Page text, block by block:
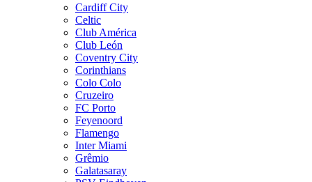
Cardiff City
Celtic
Club América
Club León
Coventry City
Corinthians
Colo Colo
Cruzeiro
FC Porto
Feyenoord
Flamengo
Inter Miami
Grêmio
Galatasaray